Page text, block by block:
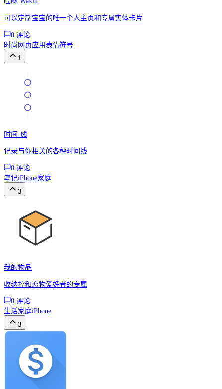
可以定制宝宝的唯一个人主页和专属实体卡片
0 评论
时尚 网页应用表情符号
1
时间-线
记录与你相关的各种时间线
0 评论
笔记iPhone家庭
3
我的物品
收纳控和恋物爱好者的专属
0 评论
生活家庭iPhone
3